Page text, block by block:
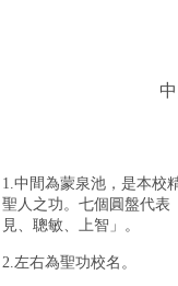
1.中間為蒙泉池，是本校
聖人之功。七個圓盤代表
見、聰敏、上智」。
2.左右為聖功校名。